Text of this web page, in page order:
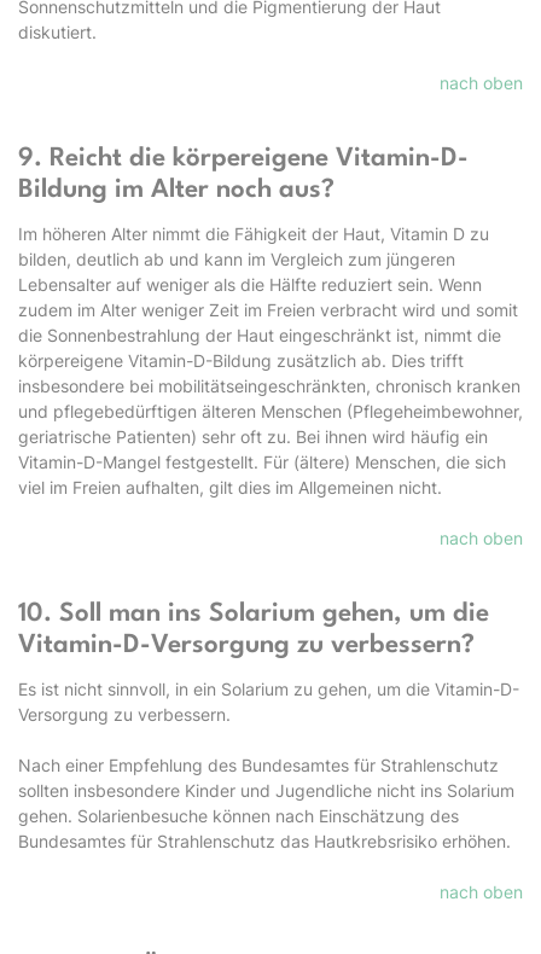
Sonnenschutzmitteln und die Pigmentierung der Haut
diskutiert.
nach oben
9. Reicht die körpereigene Vitamin-D-
Bildung im Alter noch aus?
Im höheren Alter nimmt die Fähigkeit der Haut, Vitamin D zu
bilden, deutlich ab und kann im Vergleich zum jüngeren
Lebensalter auf weniger als die Hälfte reduziert sein. Wenn
zudem im Alter weniger Zeit im Freien verbracht wird und somit
die Sonnenbestrahlung der Haut eingeschränkt ist, nimmt die
körpereigene Vitamin-D-Bildung zusätzlich ab. Dies trifft
insbesondere bei mobilitätseingeschränkten, chronisch kranken
und pflegebedürftigen älteren Menschen (Pflegeheimbewohner,
geriatrische Patienten) sehr oft zu. Bei ihnen wird häufig ein
Vitamin-D-Mangel festgestellt. Für (ältere) Menschen, die sich
viel im Freien aufhalten, gilt dies im Allgemeinen nicht.
nach oben
10. Soll man ins Solarium gehen, um die
Vitamin-D-Versorgung zu verbessern?
Es ist nicht sinnvoll, in ein Solarium zu gehen, um die Vitamin-D-
Versorgung zu verbessern.
Nach einer Empfehlung des Bundesamtes für Strahlenschutz
sollten insbesondere Kinder und Jugendliche nicht ins Solarium
gehen. Solarienbesuche können nach Einschätzung des
Bundesamtes für Strahlenschutz das Hautkrebsrisiko erhöhen.
nach oben